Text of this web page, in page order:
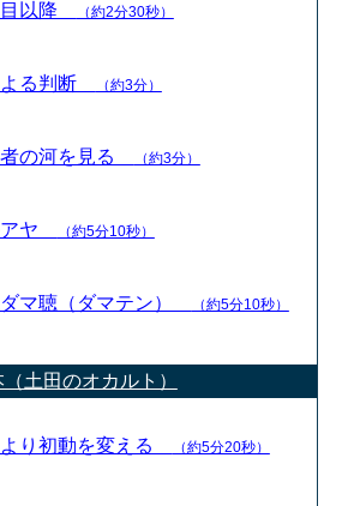
目以降 （約2分30秒）
よる判断 （約3分）
者の河を見る （約3分）
アヤ （約5分10秒）
ダマ聴（ダマテン） （約5分10秒）
土田のオカルト）
より初動を変える （約5分20秒）